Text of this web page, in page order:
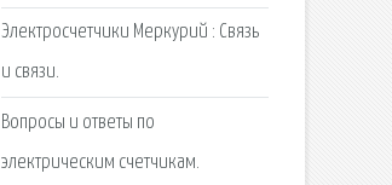
Электросчетчики Меркурий : Связь
и связи.
Вопросы и ответы по
электрическим счетчикам.